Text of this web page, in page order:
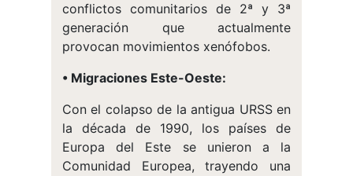
conflictos comunitarios de 2ª y 3ª
generación que actualmente
provocan movimientos xenófobos.
• Migraciones Este-Oeste:
Con el colapso de la antigua URSS en
la década de 1990, los países de
Europa del Este se unieron a la
Comunidad Europea, trayendo una